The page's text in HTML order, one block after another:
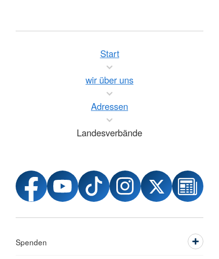
Start
wir über uns
Adressen
Landesverbände
Spenden